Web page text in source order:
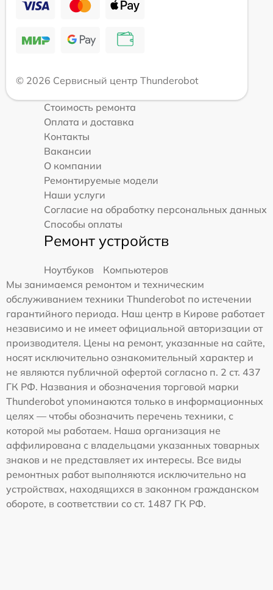
© 2026 Сервисный центр Thunderobot
Стоимость ремонта
Оплата и доставка
Контакты
Вакансии
О компании
Ремонтируемые модели
Наши услуги
Согласие на обработку персональных данных
Способы оплаты
Ремонт устройств
Ноутбуков
Компьютеров
Мы занимаемся ремонтом и техническим
обслуживанием техники Thunderobot по истечении
гарантийного периода. Наш центр в Кирове работает
независимо и не имеет официальной авторизации от
производителя. Цены на ремонт, указанные на сайте,
носят исключительно ознакомительный характер и
не являются публичной офертой согласно п. 2 ст. 437
ГК РФ. Названия и обозначения торговой марки
Thunderobot упоминаются только в информационных
целях — чтобы обозначить перечень техники, с
которой мы работаем. Наша организация не
аффилирована с владельцами указанных товарных
знаков и не представляет их интересы. Все виды
ремонтных работ выполняются исключительно на
устройствах, находящихся в законном гражданском
обороте, в соответствии со ст. 1487 ГК РФ.